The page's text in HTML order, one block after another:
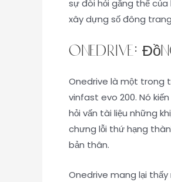
sự đòi hỏi gắng thể
xây dựng số đông
OneDrive:
Onedrive là một trong
vinfast evo 200. Nó
hỏi vấn tài liệu những
chưng lỗi thứ hạng
bản thân.
Onedrive mang lại